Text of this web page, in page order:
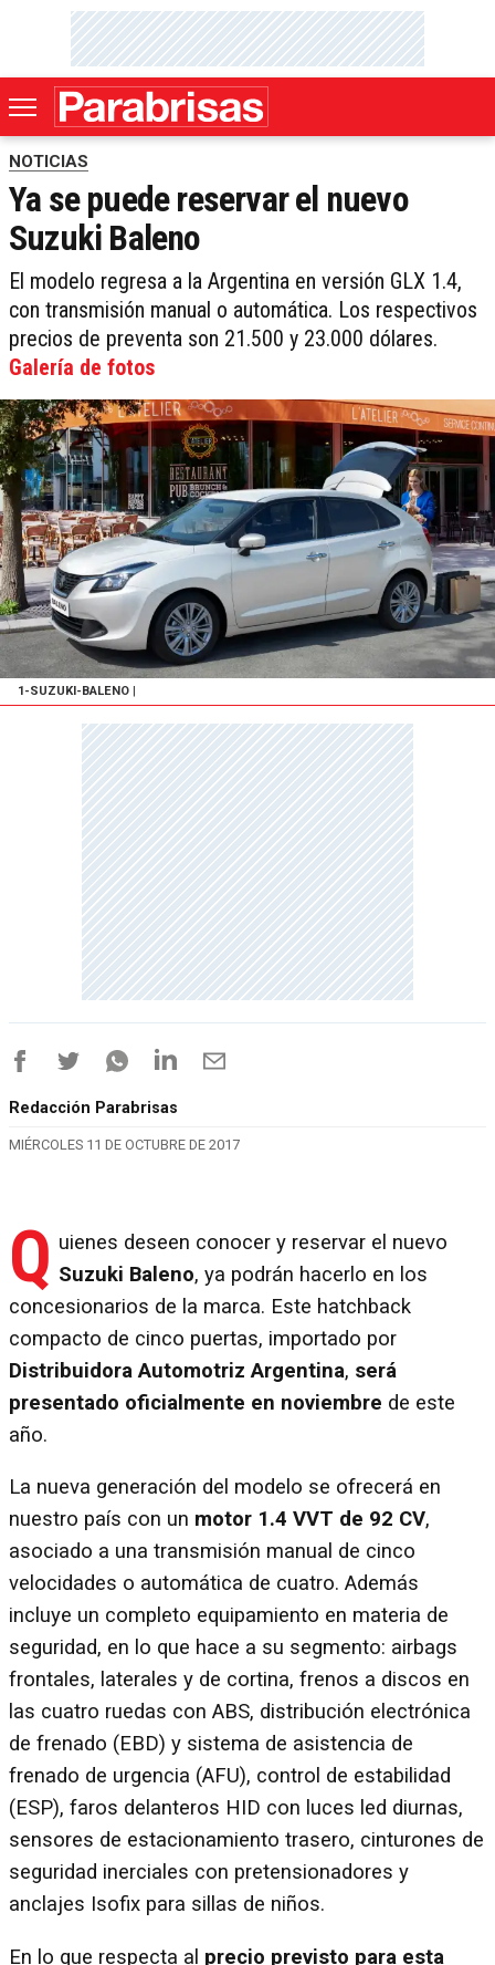
NOTICIAS
Ya se puede reservar el nuevo
Suzuki Baleno
El modelo regresa a la Argentina en versión GLX 1.4,
con transmisión manual o automática. Los respectivos
precios de preventa son 21.500 y 23.000 dólares.
Galería de fotos
1-SUZUKI-BALENO
Redacción Parabrisas
MIÉRCOLES 11 DE OCTUBRE DE 2017
Q uienes deseen conocer y reservar el nuevo
Suzuki Baleno, ya podrán hacerlo en los
concesionarios de la marca. Este hatchback
compacto de cinco puertas, importado por
Distribuidora Automotriz Argentina, será
presentado oficialmente en noviembre de este
año.
La nueva generación del modelo se ofrecerá en
nuestro país con un motor 1.4 VVT de 92 CV,
asociado a una transmisión manual de cinco
velocidades o automática de cuatro. Además
incluye un completo equipamiento en materia de
seguridad, en lo que hace a su segmento: airbags
frontales, laterales y de cortina, frenos a discos en
las cuatro ruedas con ABS, distribución electrónica
de frenado (EBD) y sistema de asistencia de
frenado de urgencia (AFU), control de estabilidad
(ESP), faros delanteros HID con luces led diurnas,
sensores de estacionamiento trasero, cinturones de
seguridad inerciales con pretensionadores y
anclajes Isofix para sillas de niños.
En lo que respecta al precio previsto para esta